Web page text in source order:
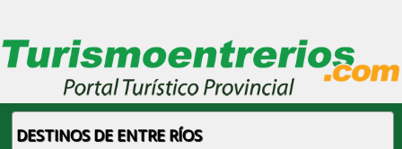
DESTINOS DE ENTRE RÍOS